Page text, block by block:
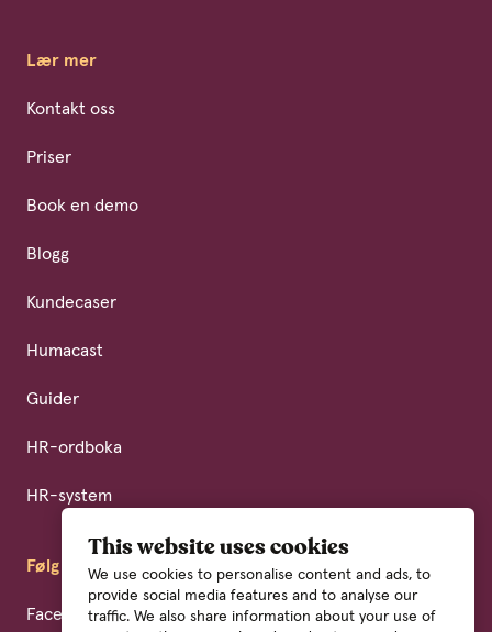
This website uses cookies
We use cookies to personalise content and ads, to
provide social media features and to analyse our
traffic. We also share information about your use of
Lær mer
Kontakt oss
Priser
Book en demo
Blogg
Kundecaser
Humacast
Guider
HR-ordboka
HR-system
Følg oss
Facebook